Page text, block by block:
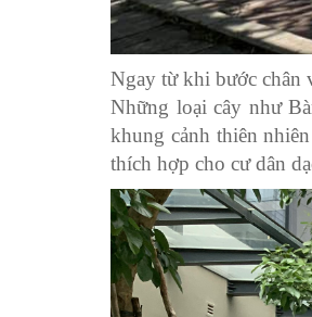
Ngay từ khi bước chân
Những loại cây như
khung cảnh thiên
thích hợp cho cư dân